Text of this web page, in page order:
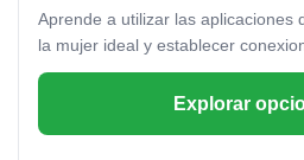
Aprende a utilizar las aplicaciones
la mujer ideal y establecer
Explorar